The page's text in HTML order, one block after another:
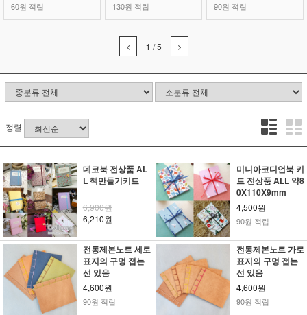
60원 적립 130원 적립 90원 적립
1 /5
정렬
데코북 전상품 AL
L 책만들기키트
6,900원
6,210원
미니아코디언북 키
트 전상품 ALL 약8
0X110X9mm
4,500원
90원 적립
전통제본노트 세로
표지의 구멍 접는
선 있음
4,600원
90원 적립
전통제본노트 가로
표지의 구멍 접는
선 있음
4,600원
90원 적립